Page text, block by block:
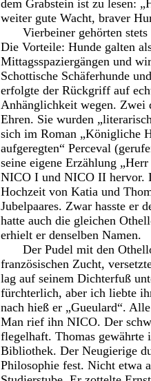
dem Grabstein ist zu lesen:
weiter gute Wacht, braver
Vierbeiner gehörten
Die Vorteile: Hunde galten
Mittagsspaziergängen und
Schottische Schäferhunde
erfolgte der Rückgriff auf
Anhänglichkeit wegen. Zwei
Ehren. Sie wurden
sich im Roman „Königliche
aufgeregten“ Perceval
seine eigene Erzählung
NICO I und NICO II hervor.
Hochzeit von Katia und
Jubelpaares. Zwar hasste er
hatte auch die gleichen
erhielt er denselben Namen.
Der Pudel mit den
französischen Zucht,
lag auf seinem Dichterfuß
fürchterlich, aber ich liebte
nach hieß er „Gueulard“.
Man rief ihn NICO. Der
flegelhaft. Thomas
Bibliothek. Der Neugierige
Philosophie fest. Nicht etwa